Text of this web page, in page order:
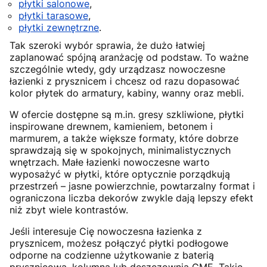
płytki salonowe,
płytki tarasowe,
płytki zewnętrzne.
Tak szeroki wybór sprawia, że dużo łatwiej
zaplanować spójną aranżację od podstaw. To ważne
szczególnie wtedy, gdy urządzasz nowoczesne
łazienki z prysznicem i chcesz od razu dopasować
kolor płytek do armatury, kabiny, wanny oraz mebli.
W ofercie dostępne są m.in. gresy szkliwione, płytki
inspirowane drewnem, kamieniem, betonem i
marmurem, a także większe formaty, które dobrze
sprawdzają się w spokojnych, minimalistycznych
wnętrzach. Małe łazienki nowoczesne warto
wyposażyć w płytki, które optycznie porządkują
przestrzeń – jasne powierzchnie, powtarzalny format i
ograniczona liczba dekorów zwykle dają lepszy efekt
niż zbyt wiele kontrastów.
Jeśli interesuje Cię nowoczesna łazienka z
prysznicem, możesz połączyć płytki podłogowe
odporne na codzienne użytkowanie z baterią